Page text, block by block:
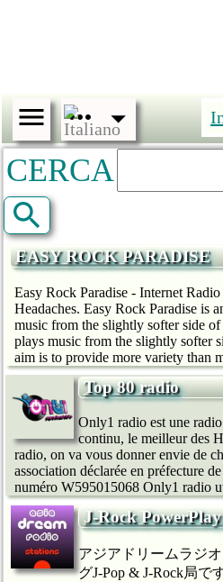
CERCA
EASY ROCK PARADISE
Easy Rock Paradise - Internet
Headaches. Easy Rock Paradise is
music from the slightly softer side
plays music from the slightly softer
aim is to provide more variety than
Top 80 radio
Only1 radio est une
continu, le meilleur des
radio, on va vous donner envie de
association déclarée en préfecture
numéro W595015068 Only1 radio
J-Rock PowerPlay
アジアドリームラジ
グJ-Pop & J-Rock局で